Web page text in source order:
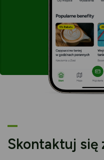
Skontaktuj się